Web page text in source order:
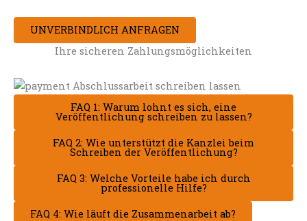
UNVERBINDLICH ANFRAGEN
Ihre sicheren Zahlungsmöglichkeiten
FAQ 1: Warum lohnt es sich, eine
Veröffentlichung schreiben zu lassen?
FAQ 2: Wie unterstützt die Kanzlei beim
Schreiben der Veröffentlichung?
FAQ 3: Welche Vorteile habe ich durch
professionelle Hilfe?
FAQ 4: Wie läuft die Zusammenarbeit ab?